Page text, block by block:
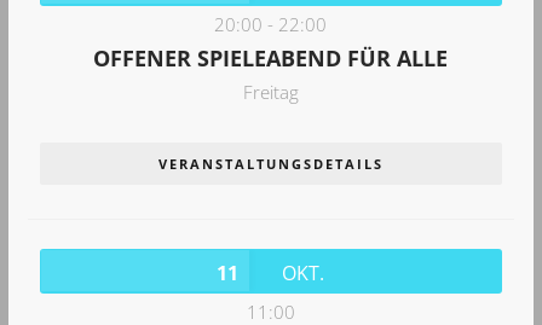
20:00 - 22:00
OFFENER SPIELEABEND FÜR ALLE
Freitag
VERANSTALTUNGSDETAILS
11 OKT.
11:00